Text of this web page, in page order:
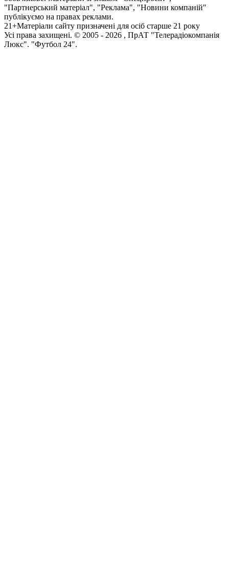
"Партнерський матеріал", "Реклама", "Новини компаній"
публікуємо на правах реклами.
21+Матеріали сайту призначені для осіб старше 21 року
Усi права захищенi. © 2005 - 2026 , ПрАТ "Телерадіокомпанія
Люкс". "Футбол 24".